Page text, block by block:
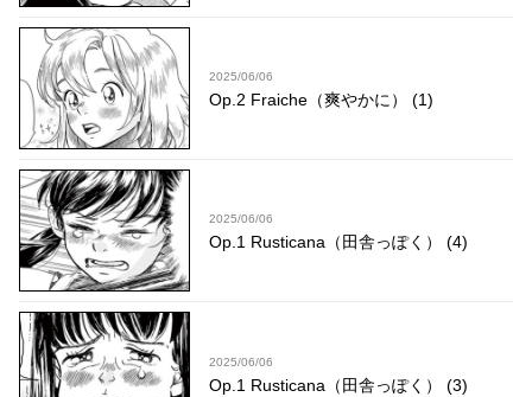
2025/06/06
Op.2 Fraiche（爽やかに） (1)
2025/06/06
Op.1 Rusticana（田舎っぽく） (4)
2025/06/06
Op.1 Rusticana（田舎っぽく） (3)